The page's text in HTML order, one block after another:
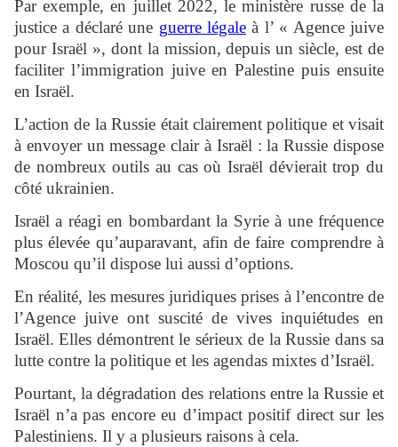
Par exemple, en juillet 2022, le ministère russe de la
justice a déclaré une guerre légale à l’ « Agence juive
pour Israël », dont la mission, depuis un siècle, est de
faciliter l’immigration juive en Palestine puis ensuite
en Israël.
L’action de la Russie était clairement politique et visait
à envoyer un message clair à Israël : la Russie dispose
de nombreux outils au cas où Israël dévierait trop du
côté ukrainien.
Israël a réagi en bombardant la Syrie à une fréquence
plus élevée qu’auparavant, afin de faire comprendre à
Moscou qu’il dispose lui aussi d’options.
En réalité, les mesures juridiques prises à l’encontre de
l’Agence juive ont suscité de vives inquiétudes en
Israël. Elles démontrent le sérieux de la Russie dans sa
lutte contre la politique et les agendas mixtes d’Israël.
Pourtant, la dégradation des relations entre la Russie et
Israël n’a pas encore eu d’impact positif direct sur les
Palestiniens. Il y a plusieurs raisons à cela.